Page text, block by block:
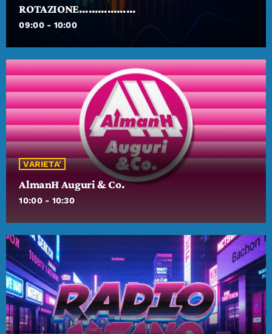
ROTAZIONE………………
09:00 - 10:00
VARIETA'
AlmanH Auguri & Co.
10:00 - 10:30